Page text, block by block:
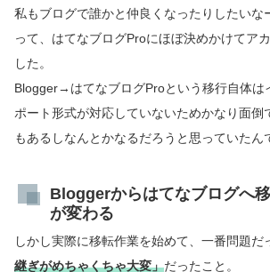
私もブログで誰かと仲良くなったりしたいな
って、はてなブログProにほぼ決めかけてア
した。
Blogger→はてなブログProという移行自体は
ポート形式が対応していないためかなり面倒
もあるしなんとかなるだろうと思っていたん
Bloggerからはてなブログへ
が変わる
しかし実際に移転作業を始めて、一番問題だ
継ぎがめちゃくちゃ大変」だったこと。